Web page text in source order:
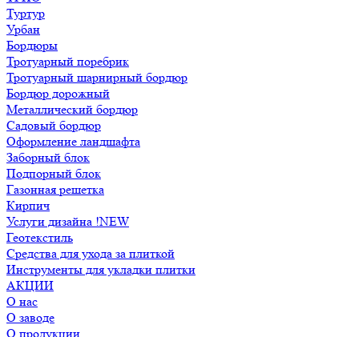
Туртур
Урбан
Бордюры
Тротуарный поребрик
Тротуарный шарнирный бордюр
Бордюр дорожный
Металлический бордюр
Садовый бордюр
Оформление ландшафта
Заборный блок
Подпорный блок
Газонная решетка
Кирпич
Услуги дизайна !NEW
Геотекстиль
Средства для ухода за плиткой
Инструменты для укладки плитки
АКЦИИ
О нас
О заводе
О продукции